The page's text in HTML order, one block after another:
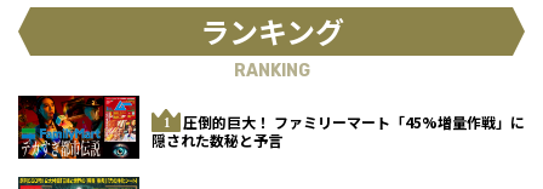
ランキング
RANKING
圧倒的巨大！ ファミリーマート「45%増量作戦」に
隠された数秘と予言